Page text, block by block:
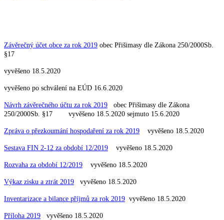
Závěrečný účet obce za rok 2019 obec Přišimasy dle Zákona 250/2000Sb.
§17
vyvěšeno 18.5.2020
vyvěšeno po schválení na EÚD 16.6.2020
Návrh závěrečného účtu za rok 2019 obec Přišimasy dle Zákona
250/2000Sb. §17 vyvěšeno 18.5.2020 sejmuto 15.6.2020
Zpráva o přezkoumání hospodaření za rok 2019 vyvěšeno 18.5.2020
Sestava FIN 2-12 za období 12/2019 vyvěšeno 18.5.2020
Rozvaha za období 12/2019 vyvěšeno 18.5.2020
Výkaz zisku a ztrát 2019 vyvěšeno 18.5.2020
Inventarizace a bilance příjmů za rok 2019 vyvěšeno 18.5.2020
Příloha 2019 vyvěšeno 18.5.2020